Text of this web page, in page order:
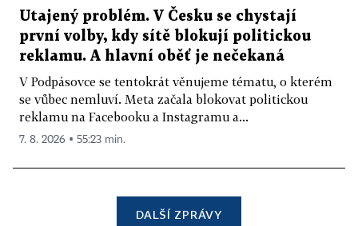
Utajený problém. V Česku se chystají
první volby, kdy sítě blokují politickou
reklamu. A hlavní oběť je nečekaná
V Podpásovce se tentokrát věnujeme tématu, o kterém
se vůbec nemluví. Meta začala blokovat politickou
reklamu na Facebooku a Instagramu a...
7. 8. 2026 ▪ 55:23 min.
DALŠÍ ZPRÁVY